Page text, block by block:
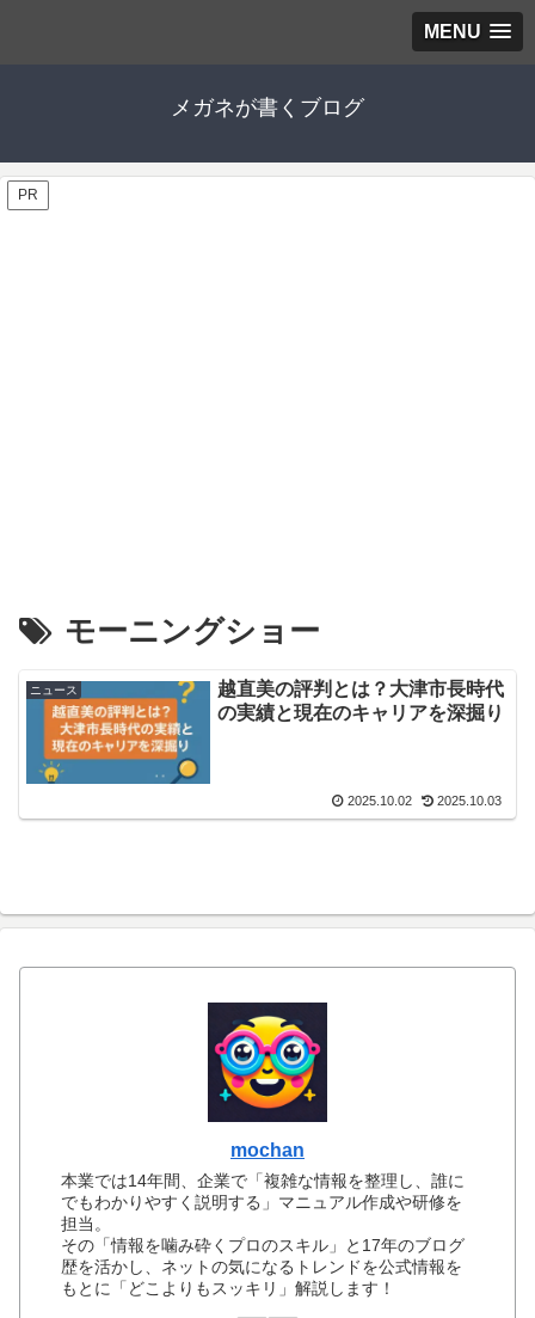
MENU
メガネが書くブログ
PR
モーニングショー
ニュース
越直美の評判とは？大津市長時代
の実績と現在のキャリアを深掘り
2025.10.02 2025.10.03
mochan
本業では14年間、企業で「複雑な情報を整理し、誰に
でもわかりやすく説明する」マニュアル作成や研修を
担当。
その「情報を噛み砕くプロのスキル」と17年のブログ
歴を活かし、ネットの気になるトレンドを公式情報を
もとに「どこよりもスッキリ」解説します！